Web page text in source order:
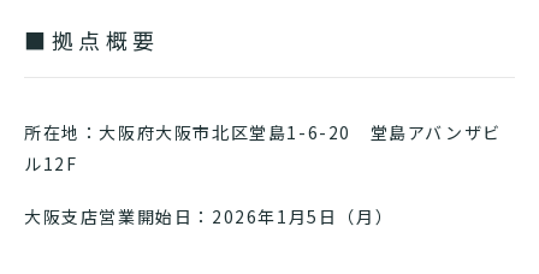
■拠点概要
所在地：大阪府大阪市北区堂島1-6-20 堂島アバンザビ
ル12F
大阪支店営業開始日：2026年1月5日（月）